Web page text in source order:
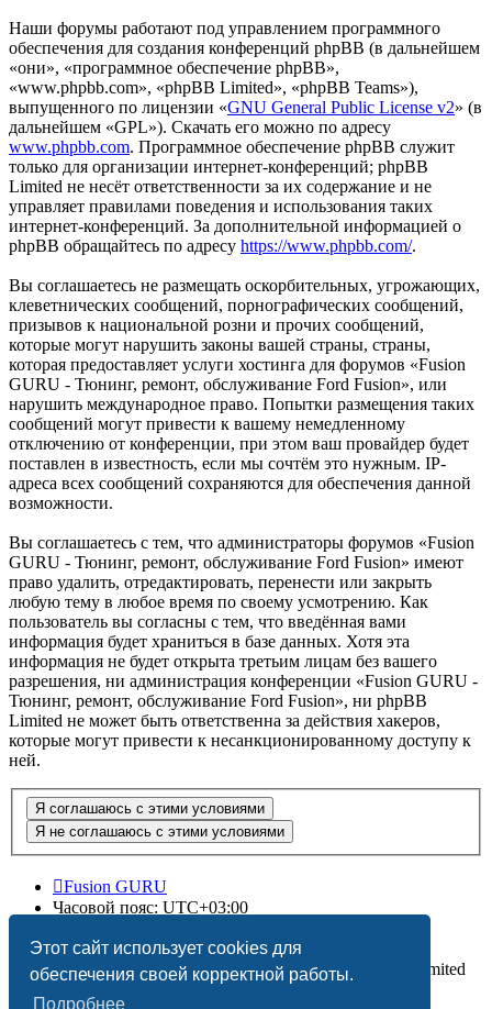
Этот сайт использует cookies для
обеспечения своей корректной работы.
Подробнее
Наши форумы работают под управлением программного
обеспечения для создания конференций phpBB (в дальнейшем
«они», «программное обеспечение phpBB»,
«www.phpbb.com», «phpBB Limited», «phpBB Teams»),
выпущенного по лицензии «GNU General Public License v2» (в
дальнейшем «GPL»). Скачать его можно по адресу
www.phpbb.com. Программное обеспечение phpBB служит
только для организации интернет-конференций; phpBB
Limited не несёт ответственности за их содержание и не
управляет правилами поведения и использования таких
интернет-конференций. За дополнительной информацией о
phpBB обращайтесь по адресу https://www.phpbb.com/.
Вы соглашаетесь не размещать оскорбительных, угрожающих,
клеветнических сообщений, порнографических сообщений,
призывов к национальной розни и прочих сообщений,
которые могут нарушить законы вашей страны, страны,
которая предоставляет услуги хостинга для форумов «Fusion
GURU - Тюнинг, ремонт, обслуживание Ford Fusion», или
нарушить международное право. Попытки размещения таких
сообщений могут привести к вашему немедленному
отключению от конференции, при этом ваш провайдер будет
поставлен в известность, если мы сочтём это нужным. IP-
адреса всех сообщений сохраняются для обеспечения данной
возможности.
Вы соглашаетесь с тем, что администраторы форумов «Fusion
GURU - Тюнинг, ремонт, обслуживание Ford Fusion» имеют
право удалить, отредактировать, перенести или закрыть
любую тему в любое время по своему усмотрению. Как
пользователь вы согласны с тем, что введённая вами
информация будет храниться в базе данных. Хотя эта
информация не будет открыта третьим лицам без вашего
разрешения, ни администрация конференции «Fusion GURU -
Тюнинг, ремонт, обслуживание Ford Fusion», ни phpBB
Limited не может быть ответственна за действия хакеров,
которые могут привести к несанкционированному доступу к
ней.
Fusion GURU
Часовой пояс: UTC+03:00
Создано на основеphpBB® Forum Software © phpBB Limited